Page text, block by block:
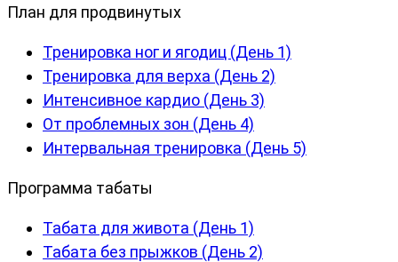
План для продвинутых
Тренировка ног и ягодиц (День 1)
Тренировка для верха (День 2)
Интенсивное кардио (День 3)
От проблемных зон (День 4)
Интервальная тренировка (День 5)
Программа табаты
Табата для живота (День 1)
Табата без прыжков (День 2)